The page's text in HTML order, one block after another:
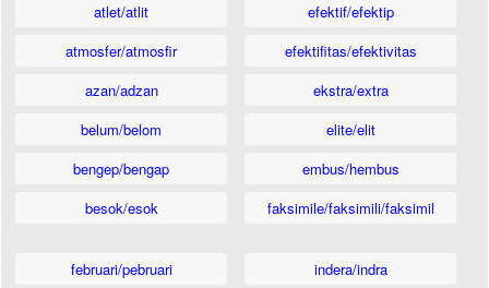
atlet/atlit
atmosfer/atmosfir
azan/adzan
belum/belom
bengep/bengap
besok/esok
efektif/efektip
efektifitas/efektivitas
ekstra/extra
elite/elit
embus/hembus
faksimile/faksimili/faksimil
februari/pebruari
indera/indra